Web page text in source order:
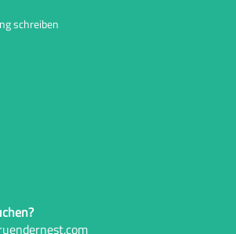
schreiben